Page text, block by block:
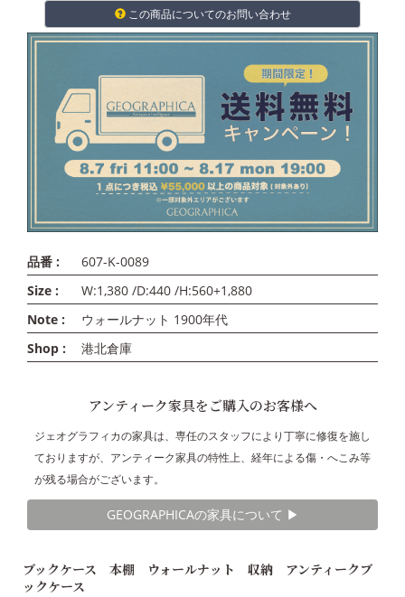
この商品についてのお問い合わせ
品番 :
607-K-0089
Size :
W:1,380 /D:440 /H:560+1,880
Note :
ウォールナット 1900年代
Shop :
港北倉庫
アンティーク家具をご購入のお客様へ
ジェオグラフィカの家具は、専任のスタッフにより丁寧に修復を施し
ておりますが、アンティーク家具の特性上、経年による傷・へこみ等
が残る場合がございます。
GEOGRAPHICAの家具について ▶︎
ブックケース 本棚 ウォールナット 収納 アンティークブ
ックケース